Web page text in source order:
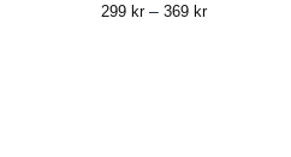
299 kr – 369 krPrice